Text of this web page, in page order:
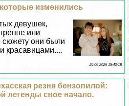
изменились
дeвyшек,
или
они были
красавицами....
24 06 2026 15:40:18
резня бензопилой:
легенды свое начало.